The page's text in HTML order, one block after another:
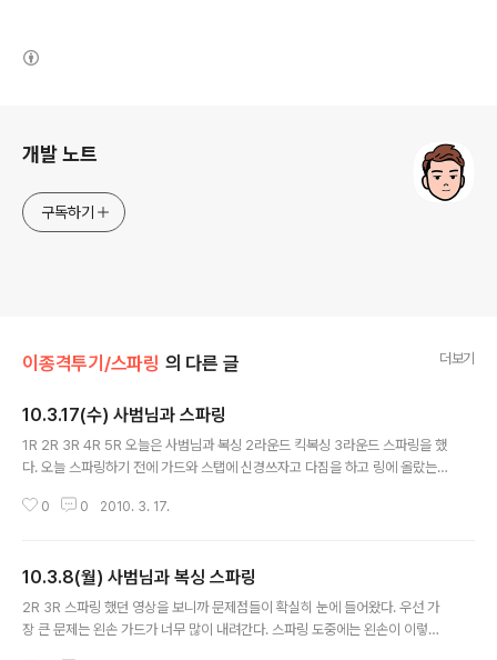
개발 노트
구독하기
이종격투기/스파링 의 다른 글 더보기
10.3.17(수) 사범님과 스파링
1R 2R 3R 4R 5R 오늘은 사범님과 복싱 2라운드 킥복싱 3라운드 스파링을 했
다. 오늘 스파링하기 전에 가드와 스탭에 신경쓰자고 다짐을 하고 링에 올랐는
번 들어와서 맞았지만 가드에 계속 신경을 썼더니 그래도 저번보다는 덜 맞은
없게 위 아래로 번갈아 들어오니까 정신을 차리기 힘들었다. 그리고 가끔씩 들
어오는 앞차기... 공격의 흐름이 끊기고 다시 공격해 들어가기가 두려워졌다. 사
범님의 앞차기는 정말 송곳처럼 푹푹 박히는 기분이다. 오늘 연습하면서 깨달은
0 0 2010. 3. 17.
10.3.8(월) 사범님과 복싱 스파링
2R 3R 스파링 했던 영상을 보니까 문제점들이 확실히 눈에 들어왔다. 우선 가
장 큰 문제는 왼손 가드가 너무 많이 내려간다. 스파링 도중에는 왼손이 이렇게